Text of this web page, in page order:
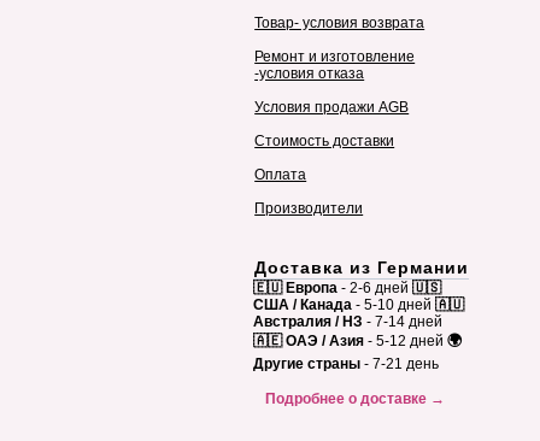
Товар- условия возврата
Ремонт и изготовление
-условия отказа
Условия продажи AGB
Стоимость доставки
Оплата
Производители
Доставка из Германии
🇪🇺 Европа - 2-6 дней 🇺🇸
США / Канада - 5-10 дней 🇦🇺
Австралия / НЗ - 7-14 дней
🇦🇪 ОАЭ / Азия - 5-12 дней 🌍
Другие страны - 7-21 день
Подробнее о доставке →